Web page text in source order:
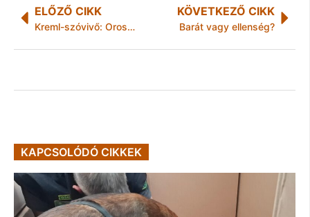
ELŐZŐ CIKK
Kreml-szóvivő: Oroszország senkit sem készül megtámadni
KÖVETKEZŐ CIKK
Barát vagy ellenség?
KAPCSOLÓDÓ CIKKEK